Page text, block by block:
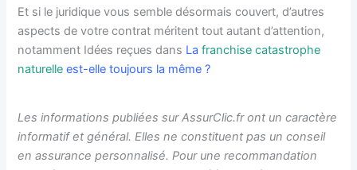
Et si le juridique vous semble désormais couvert, d’autres
aspects de votre contrat méritent tout autant d’attention,
notamment Idées reçues dans Lafranchise catastrophe
naturelle est-elle toujours la même ?
Les informations publiées sur AssurClic.fr ont un caractère
informatif et général. Elles ne constituent pas un conseil
en assurance personnalisé. Pour une recommandation